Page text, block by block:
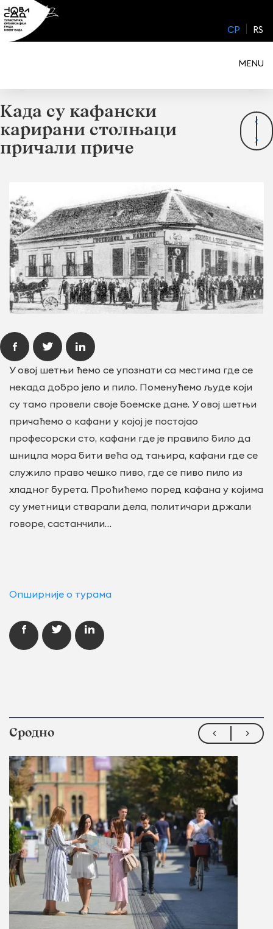
Skip
to
content
CP RS
MENU
Kада су кафански
карирани столњаци
причали приче
У овој шетњи ћемо се упознати са местима где се
некада добро јело и пило. Поменућемо људе који
су тамо провели своје боемске дане. У овој шетњи
причаћемо о кафани у којој је постојао
професорски сто, кафани где је правило било да
шницла мора бити већа од тањира, кафани где се
служило право чешко пиво, где се пиво пило из
хладног бурета. Проћићемо поред кафана у којима
су уметници стварали дела, политичари држали
говоре, састанчили…
Опширније о турама
Сродно